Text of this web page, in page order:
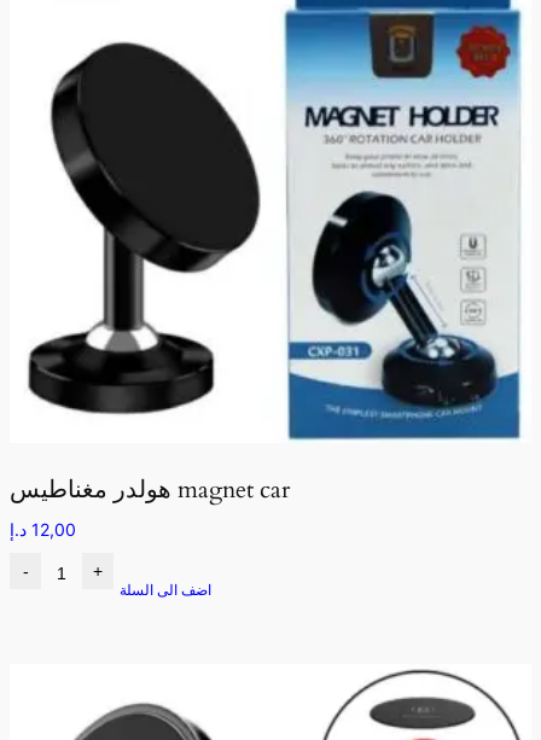
هولدر مغناطيس magnet car
12,00 د.إ
- +
اضف الى السلة